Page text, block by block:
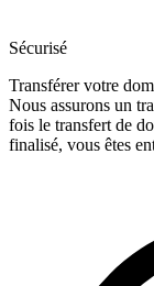
Sécurisé
Transférer votre
Nous assurons un
fois le transfert de
finalisé, vous êtes